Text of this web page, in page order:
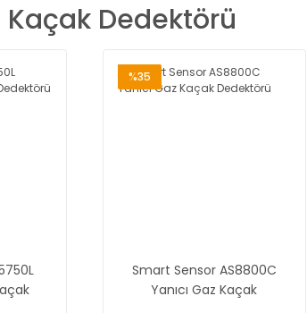
Kaçak Dedektörü
%35
Smart Sensor AS8800C
Yanıcı Gaz Kaçak